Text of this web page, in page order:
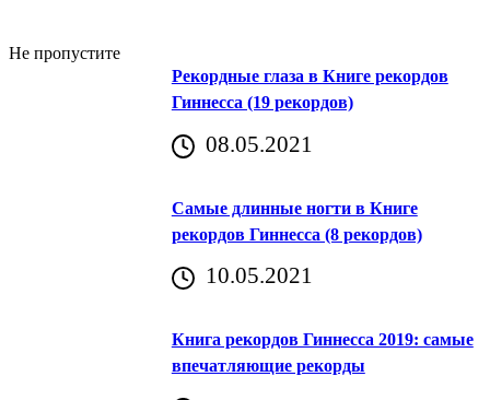
Не пропустите
Рекордные глаза в Книге рекордов
Гиннесса (19 рекордов)
08.05.2021
Самые длинные ногти в Книге
рекордов Гиннесса (8 рекордов)
10.05.2021
Книга рекордов Гиннесса 2019: самые
впечатляющие рекорды